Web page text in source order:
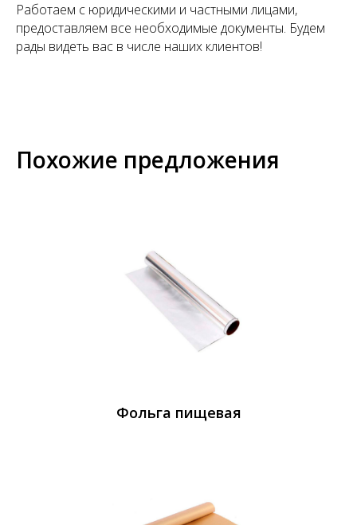
Работаем с юридическими и частными лицами,
предоставляем все необходимые документы. Будем
рады видеть вас в числе наших клиентов!
Похожие предложения
Фольга пищевая